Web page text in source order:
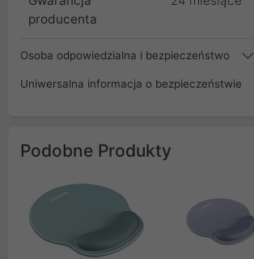
producenta
Osoba odpowiedzialna i bezpieczeństwo
Uniwersalna informacja o bezpieczeństwie
Podobne Produkty